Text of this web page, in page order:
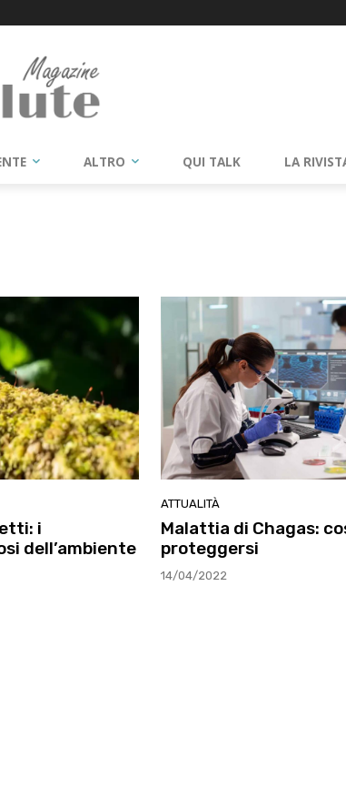
ALTRO QUI TALK LA
i
dell’ambiente
ATTUALITÀ
Malattia di Chagas:
proteggersi
14/04/2022